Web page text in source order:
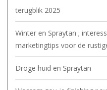
terugblik 2025
Winter en Spraytan ;
marketingtips voor de
Droge huid en Spraytan